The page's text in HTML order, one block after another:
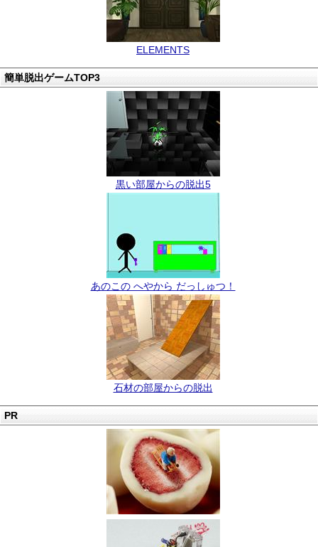
ELEMENTS
簡単脱出ゲームTOP3
黒い部屋からの脱出5
あのこの へやから だっしゅつ！
石材の部屋からの脱出
PR